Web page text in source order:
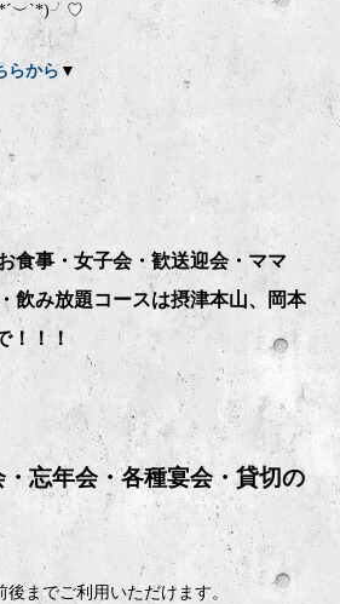
らから ▼
食事・女子会・歓送迎会・ママ
飲み放題コースは摂津本山、岡本
！！！
忘年会・各種宴会・貸切の
後までご利用いただけます。